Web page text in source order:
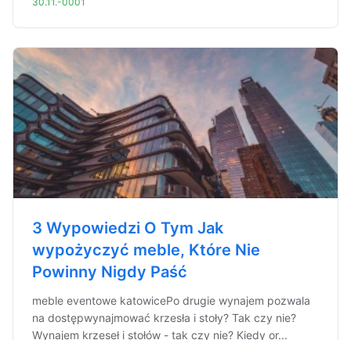
3 Wypowiedzi O Tym Jak
wypożyczyć meble, Które Nie
Powinny Nigdy Paść
meble eventowe katowicePo drugie wynajem pozwala
na dostępwynajmować krzesła i stoły? Tak czy nie?
Wynajem krzeseł i stołów - tak czy nie? Kiedy or...